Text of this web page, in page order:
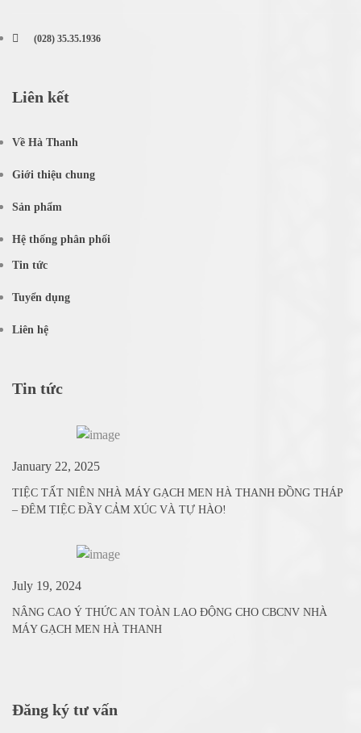
(028) 35.35.1936
Liên kết
Về Hà Thanh
Giới thiệu chung
Sản phẩm
Hệ thống phân phối
Tin tức
Tuyển dụng
Liên hệ
Tin tức
January 22, 2025
TIỆC TẤT NIÊN NHÀ MÁY GẠCH MEN HÀ THANH ĐỒNG THÁP
– ĐÊM TIỆC ĐẦY CẢM XÚC VÀ TỰ HÀO!
July 19, 2024
NÂNG CAO Ý THỨC AN TOÀN LAO ĐỘNG CHO CBCNV NHÀ
MÁY GẠCH MEN HÀ THANH
Đăng ký tư vấn